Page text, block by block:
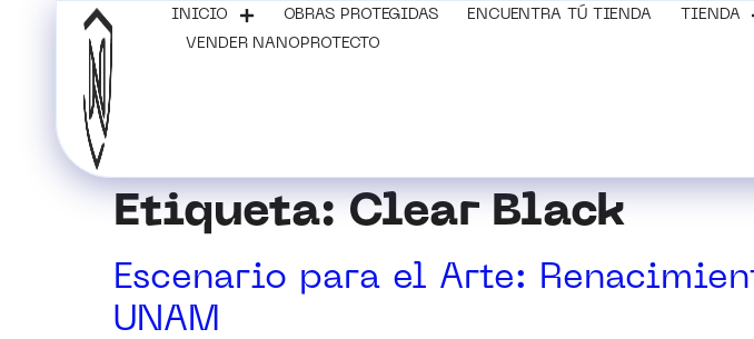
INICIO OBRAS PROTEGIDAS ENCUENTRA TÚ TIENDA
TIENDA
VENDER NANOPROTECTO
Etiqueta: Clear Black
Escenario para el Arte:
UNAM